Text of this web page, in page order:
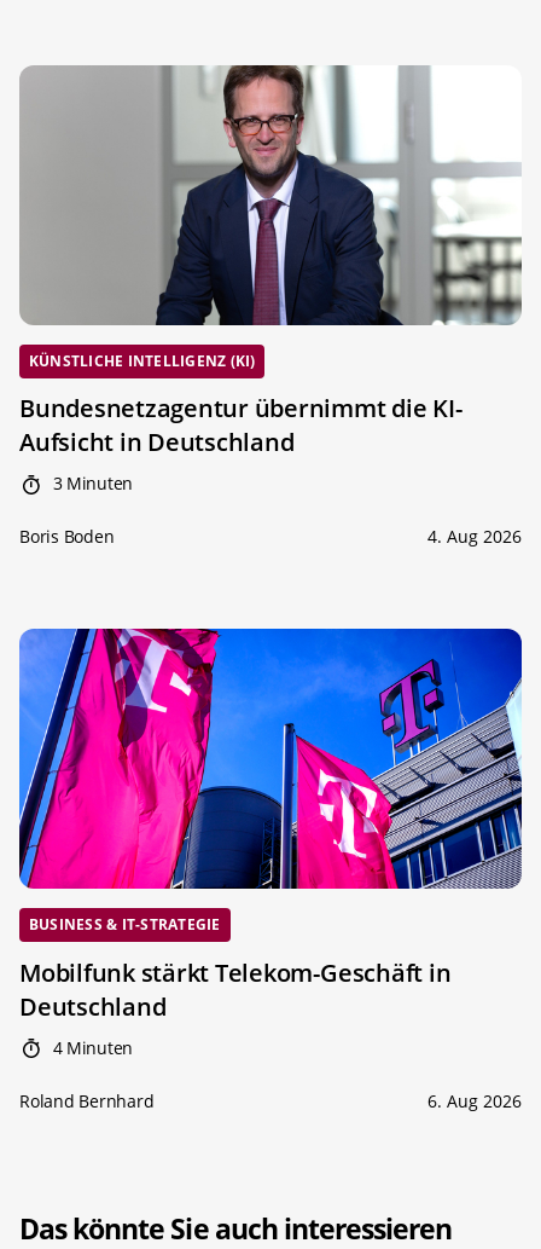
KÜNSTLICHE INTELLIGENZ (KI)
Bundesnetzagentur übernimmt die KI-
Aufsicht in Deutschland
3 Minuten
Boris Boden 4. Aug 2026
BUSINESS & IT-STRATEGIE
Mobilfunk stärkt Telekom-Geschäft in
Deutschland
4 Minuten
Roland Bernhard 6. Aug 2026
Das könnte Sie auch interessieren